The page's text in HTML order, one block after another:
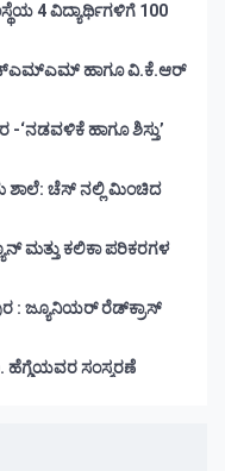
4 ವಿದ್ಯಾರ್ಥಿಗಳಿಗೆ 100
-‘ನಡವಳಿಕೆ ಹಾಗೂ ಶಿಸ್ತು’
ಚೆಸ್ ನಲ್ಲಿ ಮಿಂಚಿದ
ಮತ್ತು ಕಲಿಕಾ ಪರಿಕರಗಳ
: ಜ್ಯೂನಿಯರ್‌ ರೆಡ್‌ಕ್ರಾಸ್‌
ಹೆಗ್ಡೆಯವರ ಸಂಸ್ಮರಣೆ